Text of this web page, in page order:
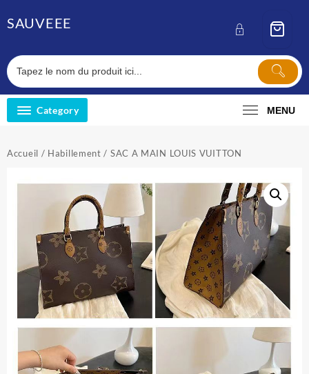
toSAUVEEE
Category MENU
Accueil / Habillement / SAC A MAIN LOUIS VUITTON